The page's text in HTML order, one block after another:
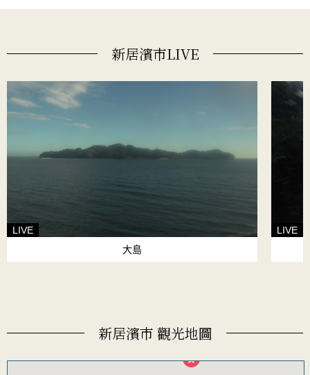
新居濱市LIVE
LIVE
大島
LIVE
新居濱市 觀光地圖